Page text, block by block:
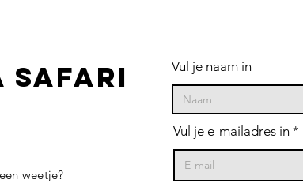
safari
weetje?
Vul je naam in
Vul je e-mailadres in